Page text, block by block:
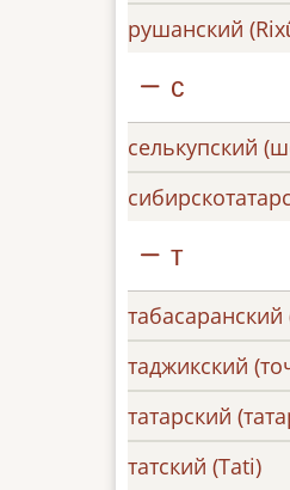
рушанский
с
селькупский
т
табасаранский
таджикский
татарский
татский (Tati)